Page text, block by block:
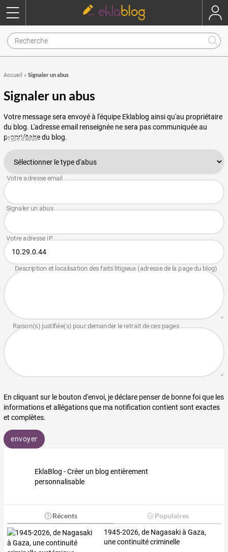
Accueil » Signaler un abus
Signaler un abus
Votre message sera envoyé à l'équipe Eklablog ainsi qu'au propriétaire
du blog. L'adresse email renseignée ne sera pas communiquée au
propriétaire du blog.
En cliquant sur le bouton d'envoi, je déclare penser de bonne foi que les
informations et allégations que ma notification contient sont exactes
et complètes.
envoyer
EklaBlog - Créer un blog entièrement
personnalisable
Récents Populaires
1945-2026, de Nagasaki à Gaza,
une continuité criminelle